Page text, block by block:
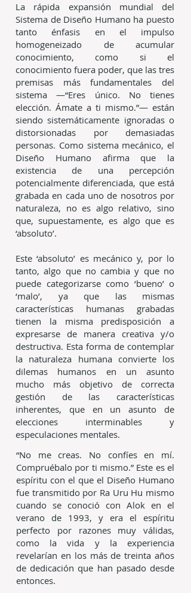
La rápida expansión mundial del
Sistema de Diseño Humano ha puesto
tanto énfasis en el impulso
homogeneizado de acumular
conocimiento, como si el
conocimiento fuera poder, que las tres
premisas más fundamentales del
sistema —“Eres único. No tienes
elección. Ámate a ti mismo.”— están
siendo sistemáticamente ignoradas o
distorsionadas por demasiadas
personas. Como sistema mecánico, el
Diseño Humano afirma que la
existencia de una percepción
potencialmente diferenciada, que está
grabada en cada uno de nosotros por
naturaleza, no es algo relativo, sino
que, supuestamente, es algo que es
‘absoluto’.
Este ‘absoluto’ es mecánico y, por lo
tanto, algo que no cambia y que no
puede categorizarse como ‘bueno’ o
‘malo’, ya que las mismas
características humanas grabadas
tienen la misma predisposición a
expresarse de manera creativa y/o
destructiva. Esta forma de contemplar
la naturaleza humana convierte los
dilemas humanos en un asunto
mucho más objetivo de correcta
gestión de las características
inherentes, que en un asunto de
elecciones interminables y
especulaciones mentales.
“No me creas. No confíes en mí.
Compruébalo por ti mismo.” Este es el
espíritu con el que el Diseño Humano
fue transmitido por Ra Uru Hu mismo
cuando se conoció con Alok en el
verano de 1993, y era el espíritu
perfecto por razones muy válidas,
como la vida y la experiencia
revelarían en los más de treinta años
de dedicación que han pasado desde
entonces.